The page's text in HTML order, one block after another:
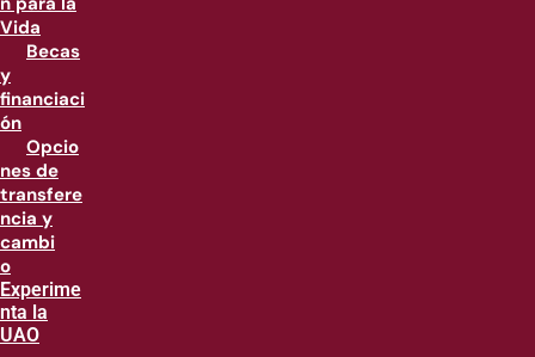
Vida
Becas
y
financiaci
ón
Opcio
nes de
transfere
ncia y
cambi
o
Experime
nta la
UAO